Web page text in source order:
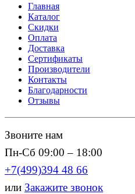
Главная
Каталог
Скидки
Оплата
Доставка
Сертификаты
Производители
Контакты
Благодарности
Отзывы
Звоните нам
Пн-Сб 09:00 – 18:00
+7(499)394 48 66
или Закажите звонок